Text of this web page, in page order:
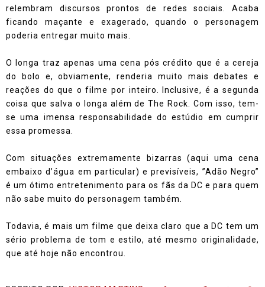
relembram discursos prontos de redes sociais. Acaba
ficando maçante e exagerado, quando o personagem
poderia entregar muito mais.
O longa traz apenas uma cena pós crédito que é a cereja
do bolo e, obviamente, renderia muito mais debates e
reações do que o filme por inteiro. Inclusive, é a segunda
coisa que salva o longa além de The Rock. Com isso, tem-
se uma imensa responsabilidade do estúdio em cumprir
essa promessa.
Com situações extremamente bizarras (aqui uma cena
embaixo d’água em particular) e previsíveis, ”Adão Negro”
é um ótimo entretenimento para os fãs da DC e para quem
não sabe muito do personagem também.
Todavia, é mais um filme que deixa claro que a DC tem um
sério problema de tom e estilo, até mesmo originalidade,
que até hoje não encontrou.